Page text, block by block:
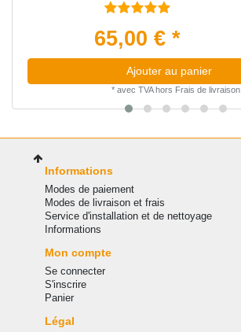
65,00 € *
Ajouter au panier
* avec TVAhors Frais de livraison
Informations
Modes de paiement
Modes de livraison et frais
Service d'installation et de nettoyage
Informations
Mon compte
Se connecter
S'inscrire
Panier
Légal